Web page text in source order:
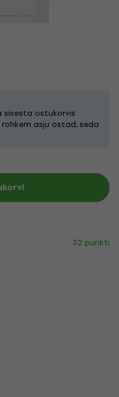
sisesta ostukorvis
rohkem asju ostad, seda
32 punkti